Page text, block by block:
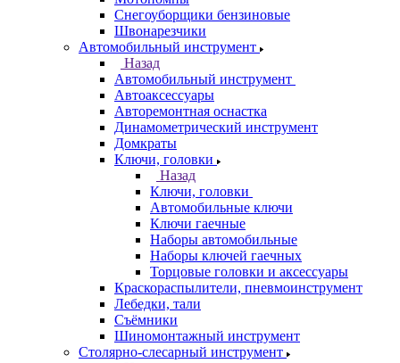
Снегоуборщики бензиновые
Швонарезчики
Автомобильный инструмент
Назад
Автомобильный инструмент
Автоаксессуары
Авторемонтная оснастка
Динамометрический инструмент
Домкраты
Ключи, головки
Назад
Ключи, головки
Автомобильные ключи
Ключи гаечные
Наборы автомобильные
Наборы ключей гаечных
Торцовые головки и аксессуары
Краскораспылители, пневмоинструмент
Лебедки, тали
Съёмники
Шиномонтажный инструмент
Столярно-слесарный инструмент